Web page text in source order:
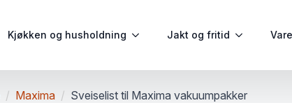
Kjøkken og husholdning Jakt og fritid
Maxima Sveiselist til Maxima vakuumpakker